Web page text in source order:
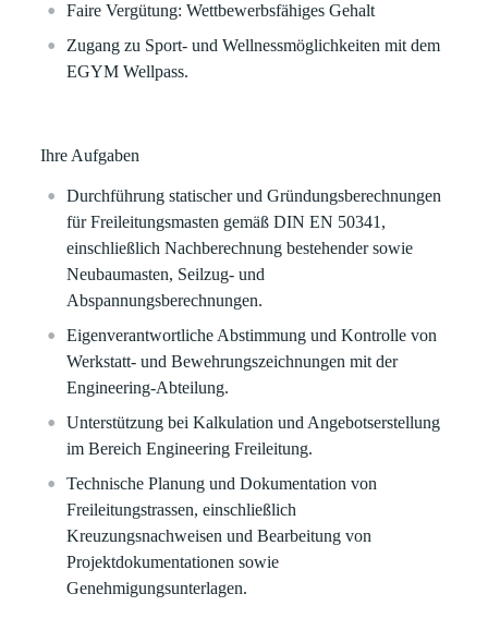
Faire Vergütung: Wettbewerbsfähiges Gehalt
Zugang zu Sport- und Wellnessmöglichkeitenmit dem
EGYM Wellpass.
Ihre Aufgaben
Durchführung statischer undGründungsberechnungen
für Frei­leitungs­masten gemäß DIN EN 50341,
einschließlichNachberechnungbestehender sowie
Neubaumasten, Seilzug- und
Abspannungsberechnungen.
Eigenverantwortliche Abstimmung und Kontrolle von
Werkstatt- undBewehrungszeichnungenmit der
Engineering-Abteilung.
Unterstützung bei Kalkulation und Angebotserstellung
imBereich Engineering Freileitung.
Technische Planung und Dokumentation von
Freileitungstrassen, einschließlich
Kreuzungsnachweisen und Bearbeitung von
Projektdokumentationensowie
Genehmigungsunterlagen.